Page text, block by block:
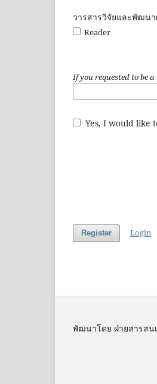
วารสารวิจัยและพัฒน
Reader
If you requested to be
Yes, I would like
Register Login
พัฒนาโดย ฝ่ายสารสน